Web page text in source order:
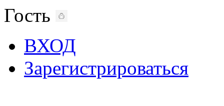
Гость
ВХОД
Зарегистрироваться